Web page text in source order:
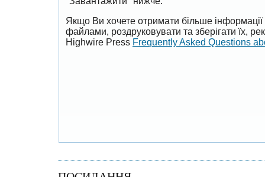
Якщо Ви хочете отримати більше
файлами, роздруковувати та зберігати їх,
Highwire Press Frequently Asked Questions